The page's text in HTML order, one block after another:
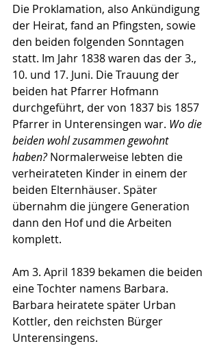
Die Proklamation, also Ankündigung
der Heirat, fand an Pfingsten, sowie
den beiden folgenden Sonntagen
statt. Im Jahr 1838 waren das der 3.,
10. und 17. Juni. Die Trauung der
beiden hat Pfarrer Hofmann
durchgeführt, der von 1837 bis 1857
Pfarrer in Unterensingen war. Wo die
beiden wohl zusammen gewohnt
haben? Normalerweise lebten die
verheirateten Kinder in einem der
beiden Elternhäuser. Später
übernahm die jüngere Generation
dann den Hof und die Arbeiten
komplett.
Am 3. April 1839 bekamen die beiden
eine Tochter namens Barbara.
Barbara heiratete später Urban
Kottler, den reichsten Bürger
Unterensingens.